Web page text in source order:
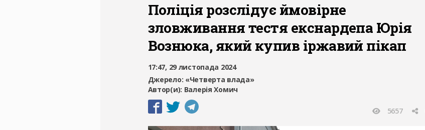
Поліція розслідує ймовірне
зловживання тестя екснардепа Юрія
Вознюка, який купив іржавий пікап
17:47, 29 листопада 2024
Джерело: «Четверта влада»
Автор(и): Валерія Хомич
5657